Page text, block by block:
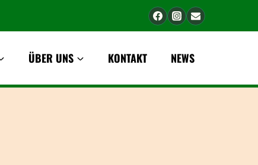
ÜBER UNS KONTAKT NEWS